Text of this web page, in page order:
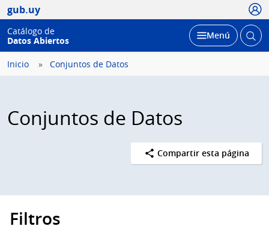
gub.uy
Catálogo de
Datos Abiertos
Desplegar
Menú Abrir
Inicio Conjuntos de Datos
Conjuntos de Datos
Compartir esta página
Filtros